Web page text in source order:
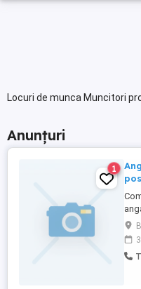
Locuri de munca Muncitori
Anunțuri
1